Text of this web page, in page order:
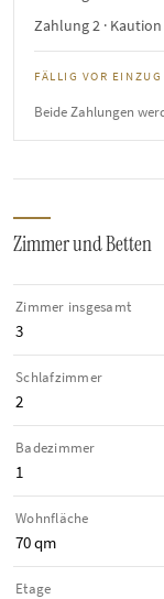
Zahlung 2 · Kaution
FÄLLIG VOR EINZUG
Beide Zahlungen
Zimmer und Betten
Zimmer insgesamt
3
Schlafzimmer
2
Badezimmer
1
Wohnfläche
70 qm
Etage